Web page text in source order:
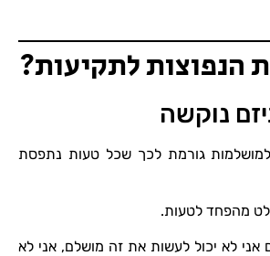
הנפוצות לתקיעות?
למושלמות גורמת לכך שכל טעות נתפסת
מהפחד לטעות.
אני לא יכול לעשות את זה מושלם, אני לא